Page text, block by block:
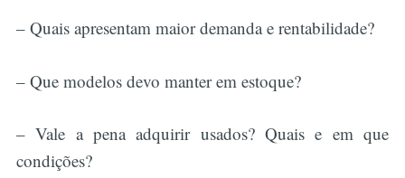
– Quais apresentam maior demanda e rentabilidade?
– Que modelos devo manter em estoque?
– Vale a pena adquirir usados? Quais e em que
condições?